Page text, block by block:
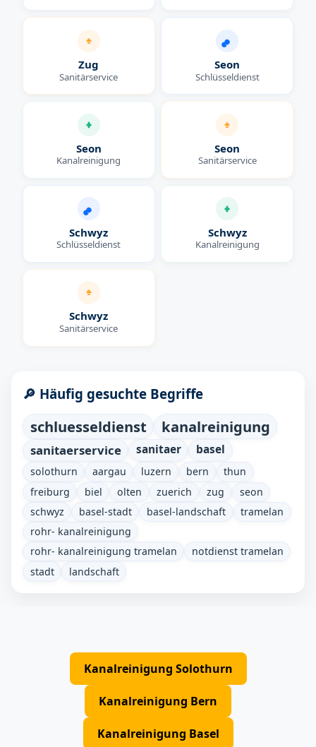
Zug
Sanitärservice
Seon
Schlüsseldienst
Seon
Kanalreinigung
Seon
Sanitärservice
Schwyz
Schlüsseldienst
Schwyz
Kanalreinigung
Schwyz
Sanitärservice
🔎 Häufig gesuchte Begriffe
schluesseldienst kanalreinigung
sanitaerservice sanitaer basel
solothurn aargau luzern bern
thun
freiburg
biel olten zuerich zug
seon
schwyz
basel-stadt basel-landschaft
tramelan
rohr- kanalreinigung
rohr- kanalreinigung tramelan
notdienst tramelan
stadt
landschaft
Kanalreinigung Solothurn
Kanalreinigung Bern
Kanalreinigung Basel